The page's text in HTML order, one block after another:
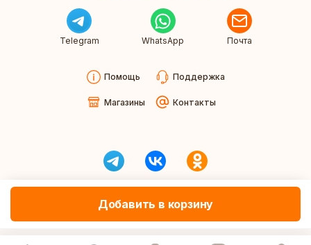
Добавить в корзину
Telegram WhatsApp Почта
Помощь Поддержка
Магазины Контакты